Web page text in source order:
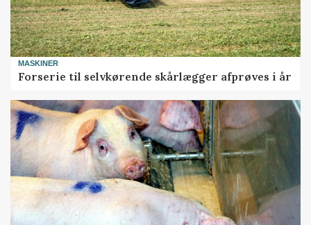
MASKINER
Forserie til selvkørende skårlægger afprøves i år